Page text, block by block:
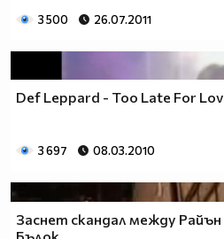
3 500 26.07.2011
Def Leppard - Too Late For
3 697 08.03.2010
Заснет скандал между Райън